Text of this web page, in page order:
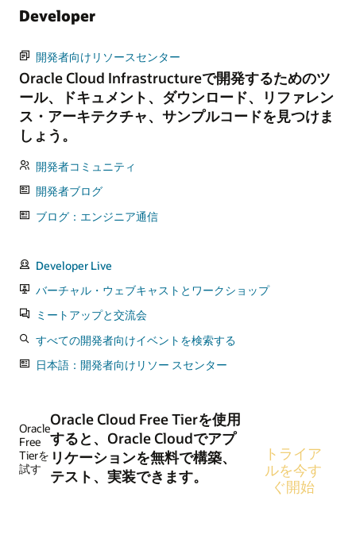
Developer
開発者向けリソースセンター
Oracle Cloud Infrastructureで開発するためのツ
ール、ドキュメント、ダウンロード、リファレン
ス・アーキテクチャ、サンプルコードを見つけま
しょう。
開発者コミュニティ
開発者ブログ
ブログ：エンジニア通信
Developer Live
バーチャル・ウェブキャストとワークショップ
ミートアップと交流会
すべての開発者向けイベントを検索する
日本語：開発者向けリソー スセンター
Oracle
Free
Tierを
試す
Oracle Cloud Free Tierを使用
すると、Oracle Cloudでアプ
リケーションを無料で構築、
テスト、実装できます。
トライア
ルを今す
ぐ開始